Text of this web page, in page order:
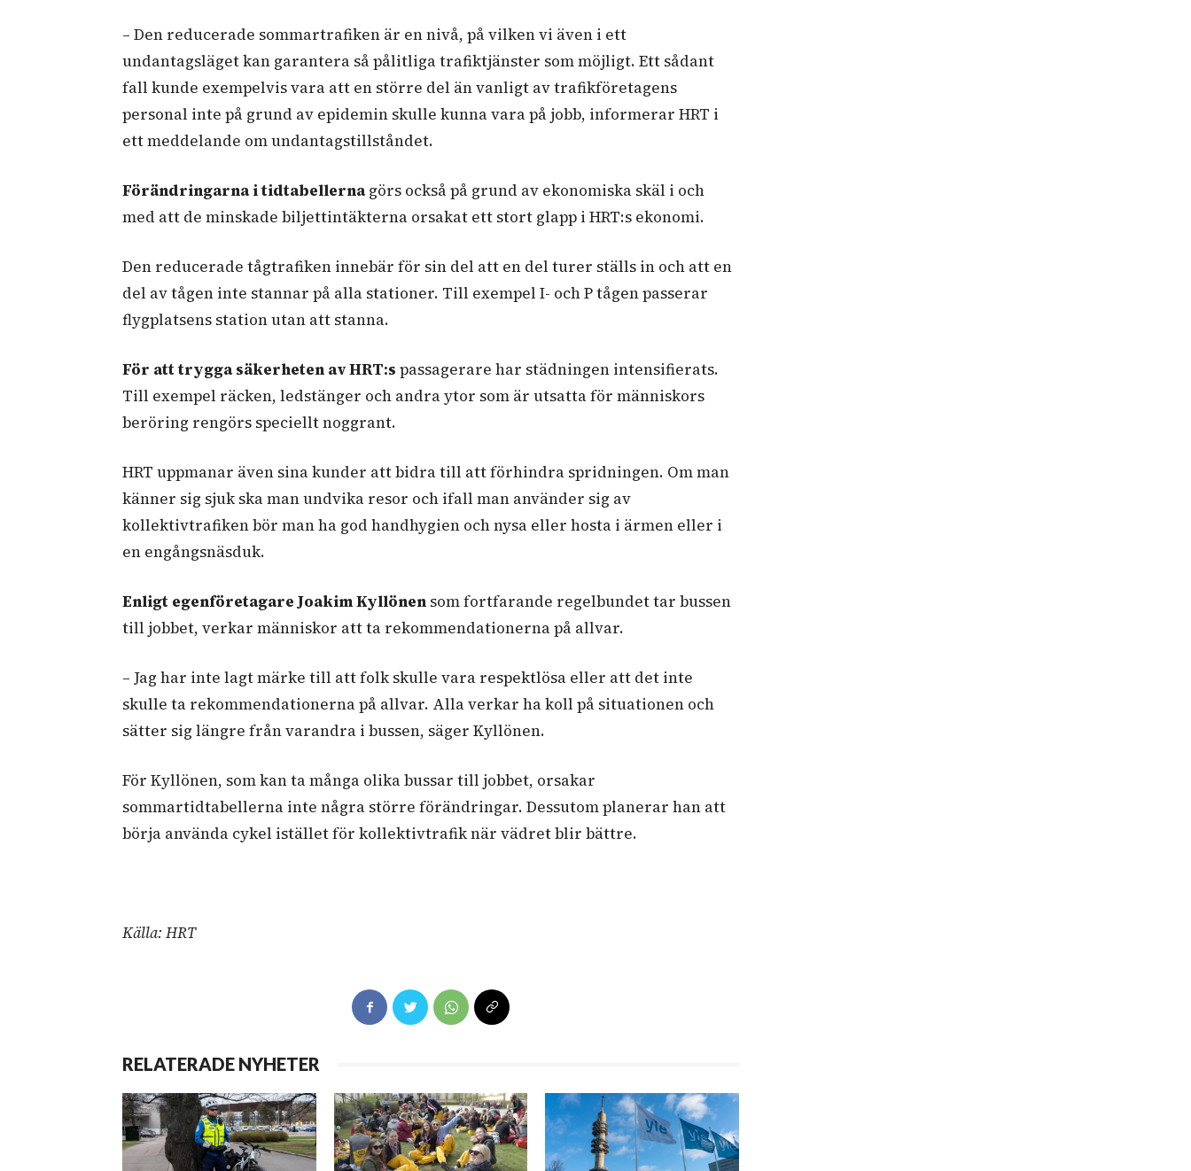
– Den reducerade sommartrafiken är en nivå, på vilken vi även i ett
undantagsläget kan garantera så pålitliga trafiktjänster som möjligt. Ett sådant
fall kunde exempelvis vara att en större del än vanligt av trafikföretagens
personal inte på grund av epidemin skulle kunna vara på jobb, informerar HRT i
ett meddelande om undantagstillståndet.
Förändringarna i tidtabellernagörs också på grund av ekonomiska skäl i och
med att de minskade biljettintäkterna orsakat ett stort glapp i HRT:s ekonomi.
Den reducerade tågtrafiken innebär för sin del att en del turer ställs in och att en
del av tågen inte stannar på alla stationer. Till exempel I- och P tågen passerar
flygplatsens station utan att stanna.
För att trygga säkerheten av HRT:s passagerare har städningen intensifierats.
Till exempel räcken, ledstänger och andra ytor som är utsatta för människors
beröring rengörs speciellt noggrant.
HRT uppmanar även sina kunder att bidra till att förhindra spridningen. Om man
känner sig sjuk ska man undvika resor och ifall man använder sig av
kollektivtrafiken bör man ha god handhygien och nysa eller hosta i ärmen eller i
en engångsnäsduk.
Enligt egenföretagare Joakim Kyllönen som fortfarande regelbundet tar bussen
till jobbet, verkar människor att ta rekommendationerna på allvar.
– Jag har inte lagt märke till att folk skulle vara respektlösa eller att det inte
skulle ta rekommendationerna på allvar. Alla verkar ha koll på situationen och
sätter sig längre från varandra i bussen, säger Kyllönen.
För Kyllönen, som kan ta många olika bussar till jobbet, orsakar
sommartidtabellerna inte några större förändringar. Dessutom planerar han att
börja använda cykel istället för kollektivtrafik när vädret blir bättre.
Källa: HRT
RELATERADE NYHETER